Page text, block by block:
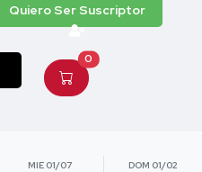
Quiero Ser Suscriptor
0
MIE 01/07 DOM 01/02